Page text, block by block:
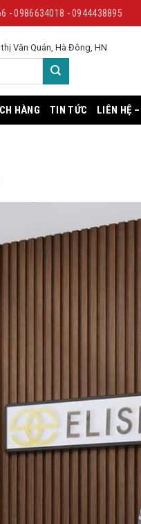
- 0986634018 - 0944438895
Văn Quán, Hà Đông, HN
HÀNG TIN TỨC LIÊN HỆ